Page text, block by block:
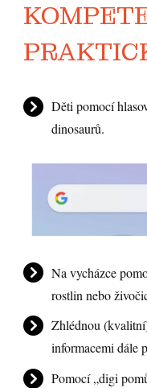
Děti pomocí
dinosaurů.
Na vycházce
rostlin nebo
Zhlédnou
informacemi dále
Pomocí „digi